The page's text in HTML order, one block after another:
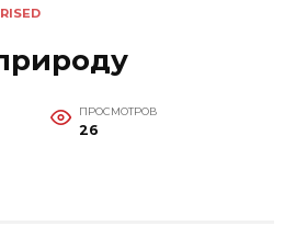
ПРОСМОТРОВ
26